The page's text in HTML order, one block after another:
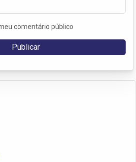
comentário público